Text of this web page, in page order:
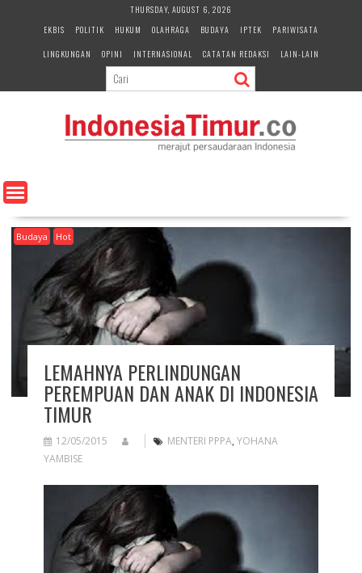
e
n
THURSDAY, AUGUST 6, 2026
EKBIS
POLITIK HUKUM OLAHRAGA BUDAYA IPTEK
PARIWISATA
LINGKUNGAN
OPINI INTERNASIONAL CATATAN REDAKSI LAIN-LAIN
Budaya Hot
LEMAHNYA PERLINDUNGAN
PEREMPUAN DAN ANAK DI INDONESIA
TIMUR
12/05/2015 MENTERI PPPA, YOHANA
YAMBISE